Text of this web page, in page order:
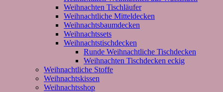
Weihnachten Tischläufer
Weihnachtliche Mitteldecken
Weihnachtsbaumdecken
Weihnachtssets
Weihnachtstischdecken
Runde Weihnachtliche Tischdecken
Weihnachten Tischdecken eckig
Weihnachtliche Stoffe
Weihnachtskissen
Weihnachtsshop